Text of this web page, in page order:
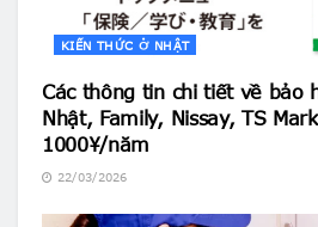
KIẾN THỨC Ở NHẬT
Các thông tin chi tiết về bảo
Nhật, Family, Nissay, TS
1000¥/năm
22/03/2026